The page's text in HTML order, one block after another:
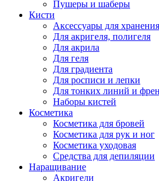
Пушеры и шаберы
Кисти
Аксессуары для
Для акригеля, полигеля
Для акрила
Для геля
Для градиента
Для росписи и лепки
Для тонких линий и
Наборы кистей
Косметика
Косметика для бровей
Косметика для рук и ног
Косметика уходовая
Средства для депиляции
Наращивание
Акригели